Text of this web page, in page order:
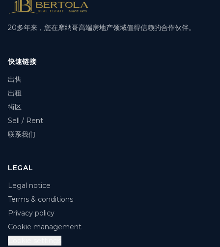
20多年来，您在摩纳哥高端房地产领域值得信赖的合作伙伴。
快速链接
出售
出租
街区
Sell / Rent
联系我们
LEGAL
Legal notice
Terms & conditions
Privacy policy
Cookie management